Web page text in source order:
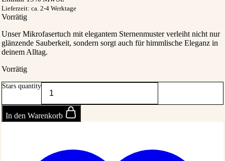
Lookbook
0
0
Lieferzeit: ca. 2-4 Werktage
Vorrätig
Unser Mikrofasertuch mit elegantem Sternenmuster verleiht nicht nur
glänzende Sauberkeit, sondern sorgt auch für himmlische Eleganz in
deinem Alltag.
Vorrätig
Stars quantity
In den Warenkorb